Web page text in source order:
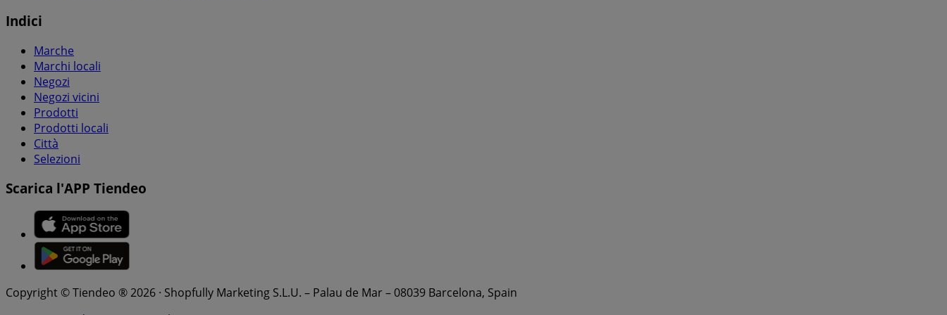
Indici
Marche
Marchi locali
Negozi
Negozi vicini
Prodotti
Prodotti locali
Città
Selezioni
Scarica l'APP Tiendeo
Copyright © Tiendeo ® 2026 · Shopfully Marketing S.L.U. – Palau de Mar – 08039 Barcelona, Spain